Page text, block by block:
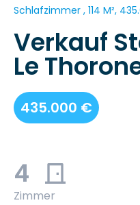
Schlafzimmer , 114 M²,
Verkauf
Le
435.000 €
4
Zimmer